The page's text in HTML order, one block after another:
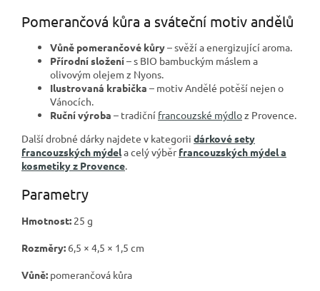
Pomerančová kůra a sváteční motiv andělů
Vůně pomerančové kůry– svěží a energizující aroma.
Přírodní složení– s BIO bambuckým máslem a
olivovým olejem z Nyons.
Ilustrovaná krabička – motiv Andělé potěší nejen o
Vánocích.
Ruční výroba – tradiční francouzské mýdloz Provence.
Další drobné dárky najdete v kategorii dárkové sety
francouzských mýdela celý výběrfrancouzských mýdel a
kosmetiky z Provence.
Parametry
Hmotnost: 25 g
Rozměry: 6,5 × 4,5 × 1,5 cm
Vůně: pomerančová kůra